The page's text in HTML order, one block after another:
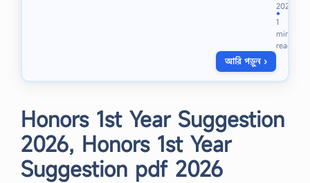
ন
ন্দি
ন
জী
নী
তি
2021
●
1
min
read
আরি পড়ুন ›
Honors 1st Year Suggestion
2026, Honors 1st Year
Suggestion pdf 2026